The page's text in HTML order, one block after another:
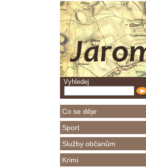
Vyhledej
Co se děje
Sport
Služby občanům
Krimi